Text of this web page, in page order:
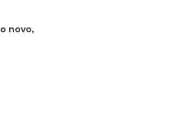
novo,